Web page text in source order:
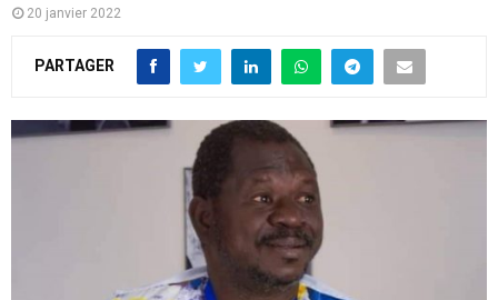
20 janvier 2022
PARTAGER